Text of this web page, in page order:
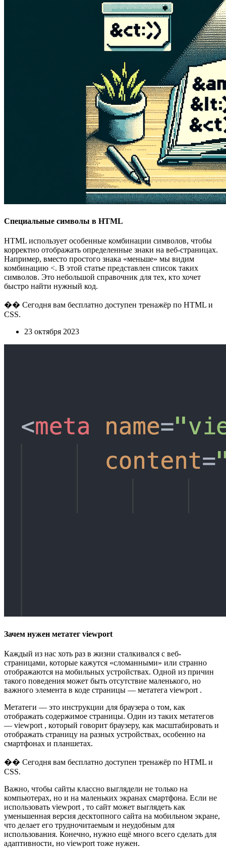
Специальные символы в HTML
HTML использует особенные комбинации символов, чтобы
корректно отображать определенные знаки на веб-страницах.
Например, вместо простого знака «меньше» мы видим
комбинацию <. В этой статье представлен список таких
символов. Это небольшой справочник для тех, кто хочет
быстро найти нужный код.
�� Сегодня вам бесплатно доступен тренажёр по HTML и
CSS.
23 октября 2023
Зачем нужен метатег viewport
Каждый из нас хоть раз в жизни сталкивался с веб-
страницами, которые кажутся «сломанными» или странно
отображаются на мобильных устройствах. Одной из причин
такого поведения может быть отсутствие маленького, но
важного элемента в коде страницы — метатега viewport .
Метатеги — это инструкции для браузера о том, как
отображать содержимое страницы. Один из таких метатегов
— viewport , который говорит браузеру, как масштабировать и
отображать страницу на разных устройствах, особенно на
смартфонах и планшетах.
�� Сегодня вам бесплатно доступен тренажёр по HTML и
CSS.
Важно, чтобы сайты классно выглядели не только на
компьютерах, но и на маленьких экранах смартфона. Если не
использовать viewport , то сайт может выглядеть как
уменьшенная версия десктопного сайта на мобильном экране,
что делает его трудночитаемым и неудобным для
использования. Конечно, нужно ещё много всего сделать для
адаптивности, но viewport тоже нужен.